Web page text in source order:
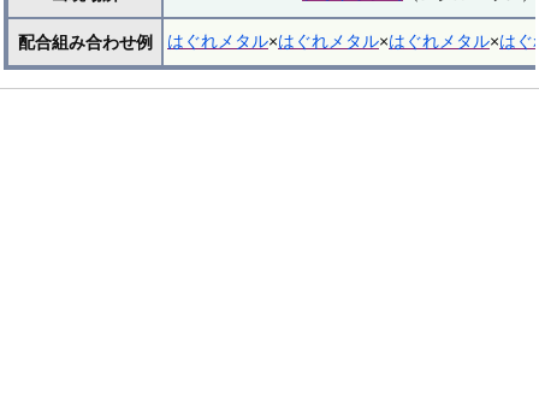
配合組み合わせ例 はぐれメタル×はぐれメタル×はぐれメタル×はぐ